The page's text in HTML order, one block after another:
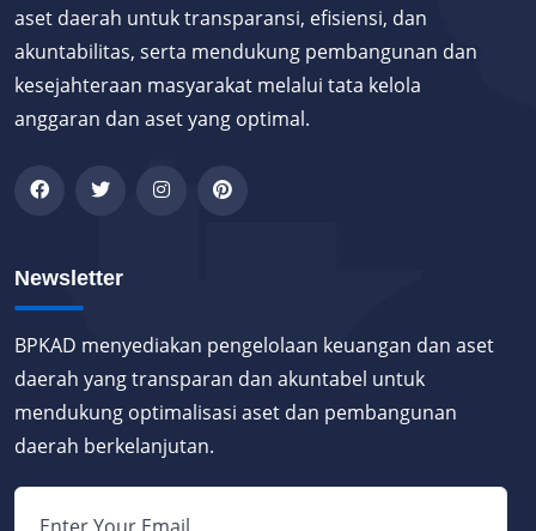
aset daerah untuk transparansi, efisiensi, dan
akuntabilitas, serta mendukung pembangunan dan
kesejahteraan masyarakat melalui tata kelola
anggaran dan aset yang optimal.
Newsletter
BPKAD menyediakan pengelolaan keuangan dan aset
daerah yang transparan dan akuntabel untuk
mendukung optimalisasi aset dan pembangunan
daerah berkelanjutan.